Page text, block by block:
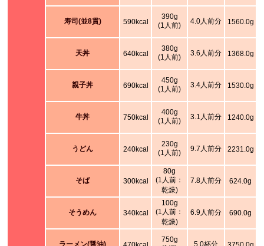
寿司(並8貫) 590kcal
390g
(1人前)
4.0人前分 1560.0g
天丼 640kcal
380g
(1人前)
3.6人前分 1368.0g
親子丼 690kcal
450g
(1人前)
3.4人前分 1530.0g
牛丼 750kcal
400g
(1人前)
3.1人前分 1240.0g
うどん 240kcal
230g
(1人前)
9.7人前分 2231.0g
そば 300kcal
80g
(1人前：
乾燥)
7.8人前分 624.0g
そうめん 340kcal
100g
(1人前：
乾燥)
6.9人前分 690.0g
ラーメン(醤油)
750g
5.0杯分